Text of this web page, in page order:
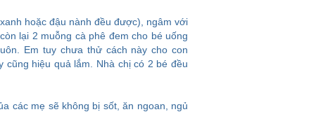
hoặc đậu nành đều được), ngâm với
lại 2 muỗng cà phê đem cho bé uống
Em tuy chưa thử cách này cho con
hiệu quả lắm. Nhà chị có 2 bé đều
các mẹ sẽ không bị sốt, ăn ngoan, ngủ